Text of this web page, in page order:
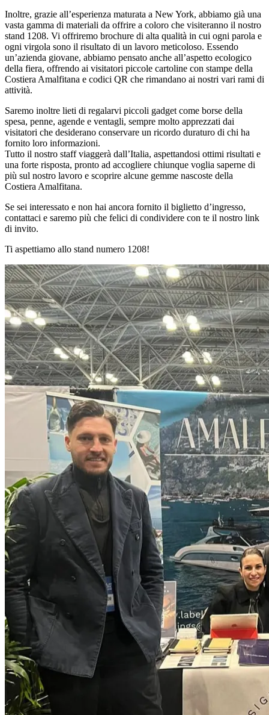
Inoltre, grazie all’esperienza maturata a New York, abbiamo già una
vasta gamma di materiali da offrire a coloro che visiteranno il nostro
stand 1208. Vi offriremo brochure di alta qualità in cui ogni parola e
ogni virgola sono il risultato di un lavoro meticoloso. Essendo
un’azienda giovane, abbiamo pensato anche all’aspetto ecologico
della fiera, offrendo ai visitatori piccole cartoline con stampe della
Costiera Amalfitana e codici QR che rimandano ai nostri vari rami di
attività.
Saremo inoltre lieti di regalarvi piccoli gadget come borse della
spesa, penne, agende e ventagli, sempre molto apprezzati dai
visitatori che desiderano conservare un ricordo duraturo di chi ha
fornito loro informazioni.
Tutto il nostro staff viaggerà dall’Italia, aspettandosi ottimi risultati e
una forte risposta, pronto ad accogliere chiunque voglia saperne di
più sul nostro lavoro e scoprire alcune gemme nascoste della
Costiera Amalfitana.
Se sei interessato e non hai ancora fornito il biglietto d’ingresso,
contattaci e saremo più che felici di condividere con te il nostro link
di invito.
Ti aspettiamo allo stand numero 1208!